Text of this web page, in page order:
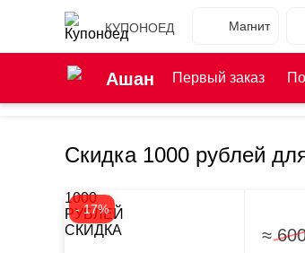
КУПОНОЕД Магнит
Ашан Первый заказ
Скидка 1000 рублей
- 17%
1000
РУБЛЕЙ
СКИДКА
≈